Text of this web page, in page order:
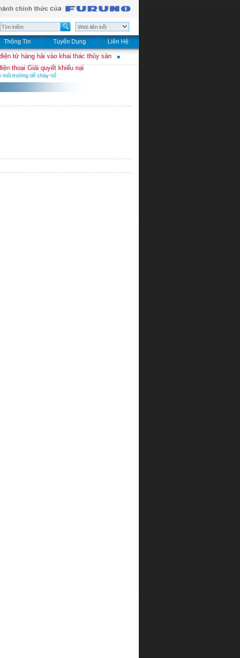
Thông Tin Tuyển Dụng Liên Hệ
tử hàng hải vào khai thác thủy sản
thoại Giải quyết khiếu nại
môi trường dễ cháy nổ